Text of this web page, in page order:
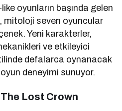
oyunların başında gelen
mitoloji seven oyuncular
Yeni karakterler,
ve etkileyici
defalarca oynanacak
deneyimi sunuyor.
Lost Crown